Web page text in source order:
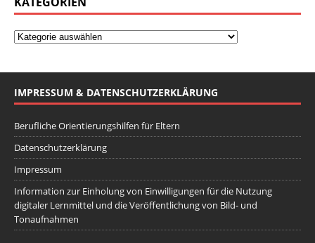
IMPRESSUM & DATENSCHUTZERKLÄRUNG
Berufliche Orientierungshilfen für Eltern
Datenschutzerklärung
Impressum
Information zur Einholung von Einwilligungen für die Nutzung
digitaler Lernmittel und die Veröffentlichung von Bild- und
Tonaufnahmen